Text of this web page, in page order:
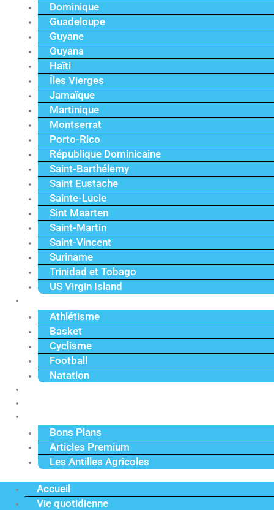
Dominique
Guadeloupe
Guyane
Guyana
Haïti
Îles Vierges
Jamaïque
Martinique
Montserrat
Porto-Rico
République Dominicaine
Saint-Barthélemy
Saint Eustache
Sainte-Lucie
Sint Maarten
Saint-Martin
Saint-Vincent
Suriname
Trinidad et Tobago
US Virgin Island
Athlétisme
Basket
Cyclisme
Football
Natation
Bons Plans
Articles Premium
Les Antilles Agricoles
Accueil
Vie quotidienne